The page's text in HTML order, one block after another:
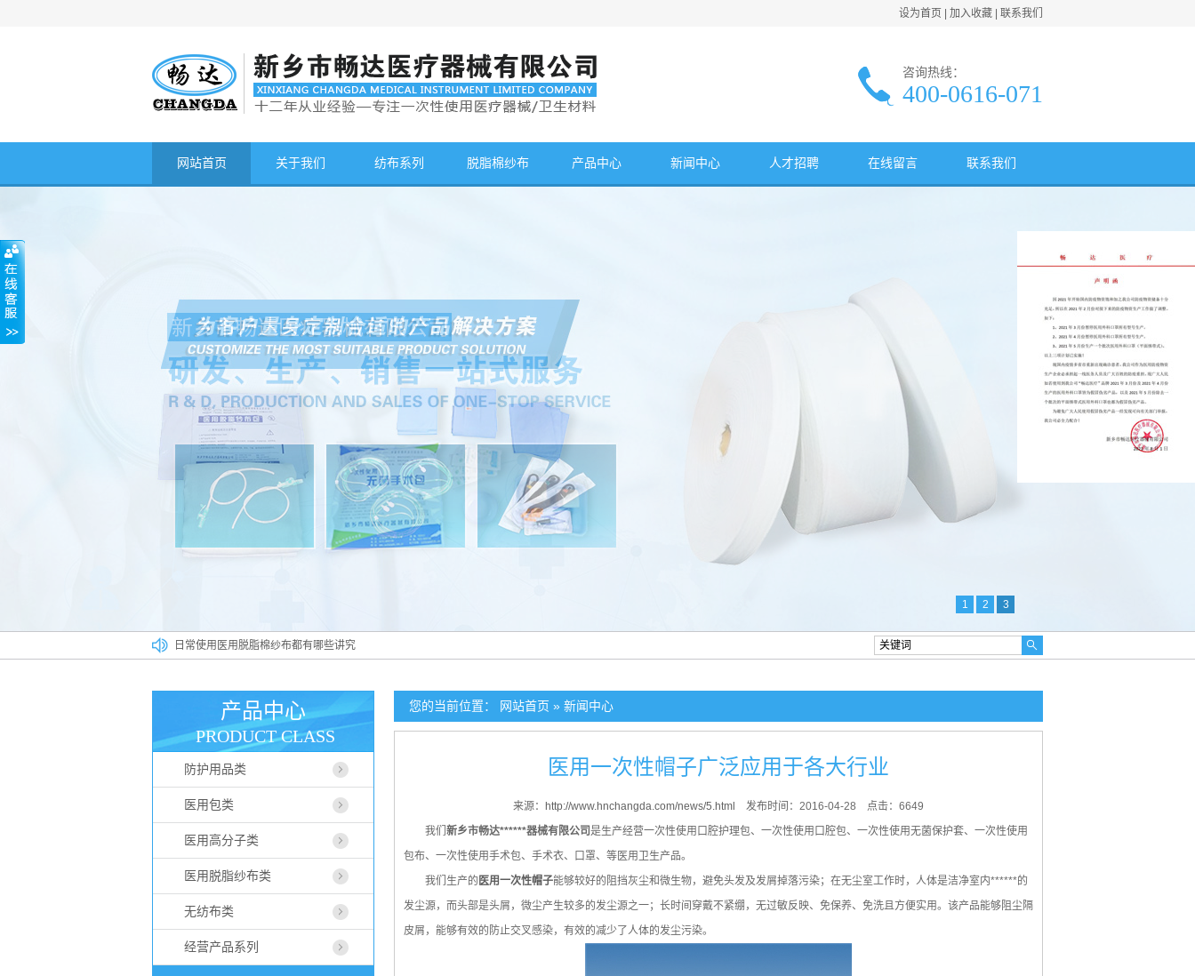
设为首页 加入收藏 联系我们
咨询热线：
400-0616-071
网站首页 关于我们 纺布系列 脱脂棉纱布 产品中心 新闻中心 人才招聘 在线留言 联系我们
1 2 3
日常使用医用脱脂棉纱布都有哪些讲究
医用高分子材料在******行业占据什么样的位置
医用一次性帽子广泛应用于各大行业
如何正确使用医用脱脂棉纱布
医用脱脂棉纱布真伪辨别方法
您的当前位置： 网站首页 » 新闻中心
医用一次性帽子广泛应用于各大行业
来源： http://www.hnchangda.com/news/5.html 发布时间：2016-04-28
点击：6649
我们 新乡市畅达******器械有限公司是生产经营一次性使用口腔护理包、一次性使用口腔包、一次性使用无菌保护套、一次性使用
包布、一次性使用手术包、手术衣、口罩、等医用卫生产品。
我们生产的 医用一次性帽子能够较好的阻挡灰尘和微生物，避免头发及发屑掉落污染；在无尘室工作时，人体是洁净室内******的
发尘源，而头部是头屑，微尘产生较多的发尘源之一；长时间穿戴不紧绷，无过敏反映、免保养、免洗且方便实用。该产品能够阻尘隔
皮屑，能够有效的防止交叉感染，有效的减少了人体的发尘污染。
产品中心
PRODUCT CLASS
防护用品类
医用包类
医用高分子类
医用脱脂纱布类
无纺布类
经营产品系列